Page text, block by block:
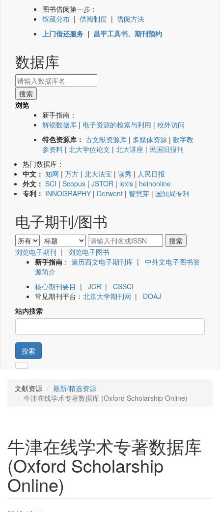
图书借阅第一步：
馆藏分布 | 借阅制度 | 借阅方法
上门借还服务 | 昌平工具书、期刊预约
数据库
浏览
新手指南：
解锁数据库 | 电子资源的检索与利用 | 校外访问
特色资源库： 古文献资源库 | 多媒体资源 | 数字教
参资料 | 北大学位论文 | 北大讲座 | 民国旧报刊
热门数据库：
中文： 知网 | 万方 | 北大法宝 | 读秀 | 人民日报
外文： SCI | Scopus | JSTOR | lexis | heinonline
专利： INNOGRAPHY | Derwent | 智慧芽 | 国知局专利
电子期刊/图书
浏览电子期刊 | 浏览电子图书
新手指南 ： 遍历西文电子期刊库 | 中外文电子图书资
源简介
核心期刊要目 | JCR | CSSCI
常见期刊平台： 北京大学期刊网 | DOAJ
站内搜索
搜索
文献资源
最新/精选资源
牛津在线学术专著数据库 (Oxford Scholarship Online)
牛津在线学术专著数据库
(Oxford Scholarship
Online)